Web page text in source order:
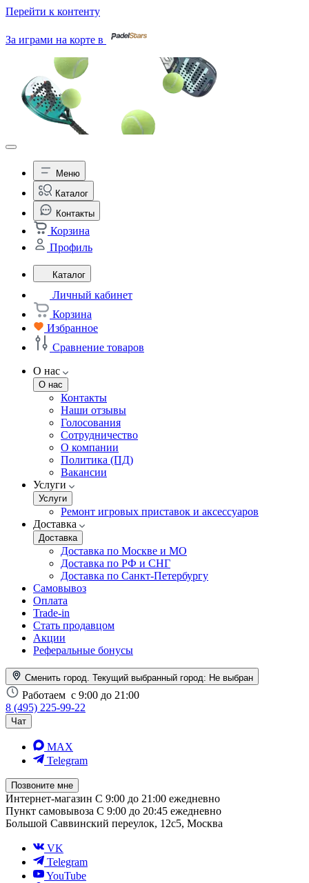
Перейти к контенту
За играми на корте в
Меню
Каталог
Контакты
Корзина
Профиль
Каталог
Личный кабинет
Корзина
Избранное
Сравнение товаров
О нас
О нас
Контакты
Наши отзывы
Голосования
Сотрудничество
О компании
Политика (ПД)
Вакансии
Услуги
Услуги
Ремонт игровых приставок и аксессуаров
Доставка
Доставка
Доставка по Москве и МО
Доставка по РФ и СНГ
Доставка по Санкт-Петербургу
Самовывоз
Оплата
Trade-in
Стать продавцом
Акции
Реферальные бонусы
Сменить город. Текущий выбранный город: Не выбран
Работаем с 9:00 до 21:00
8 (495) 225-99-22
Чат
MAX
Telegram
Позвоните мне
Интернет-магазин С 9:00 до 21:00 ежедневно
Пункт самовывоза С 9:00 до 20:45 ежедневно
Большой Саввинский переулок, 12с5, Москва
VK
Telegram
YouTube